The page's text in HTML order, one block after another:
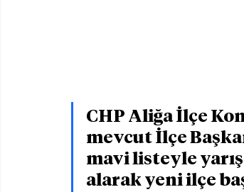
CHP Aliğa İlçe
mevcut İlçe
mavi listeyle
alarak yeni ilçe